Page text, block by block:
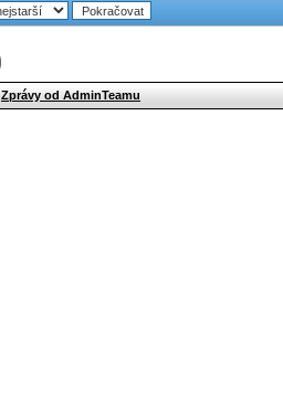
Zprávy od AdminTeamu